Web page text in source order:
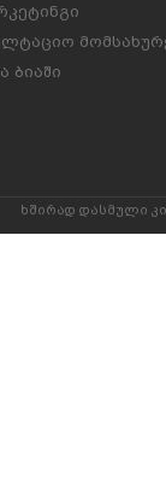
ბიაში
ხშირად დასმული